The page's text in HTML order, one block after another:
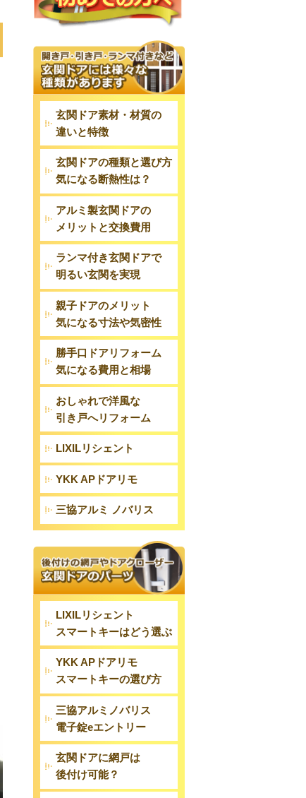
玄関ドア素材・材質の
違いと特徴
玄関ドアの種類と選び方
気になる断熱性は？
アルミ製玄関ドアの
メリットと交換費用
ランマ付き玄関ドアで
明るい玄関を実現
親子ドアのメリット
気になる寸法や気密性
勝手口ドアリフォーム
気になる費用と相場
おしゃれで洋風な
引き戸へリフォーム
LIXILリシェント
YKK APドアリモ
三協アルミ ノバリス
LIXILリシェント
スマートキーはどう選ぶ
YKK APドアリモ
スマートキーの選び方
三協アルミノバリス
電子錠eエントリー
玄関ドアに網戸は
後付け可能？